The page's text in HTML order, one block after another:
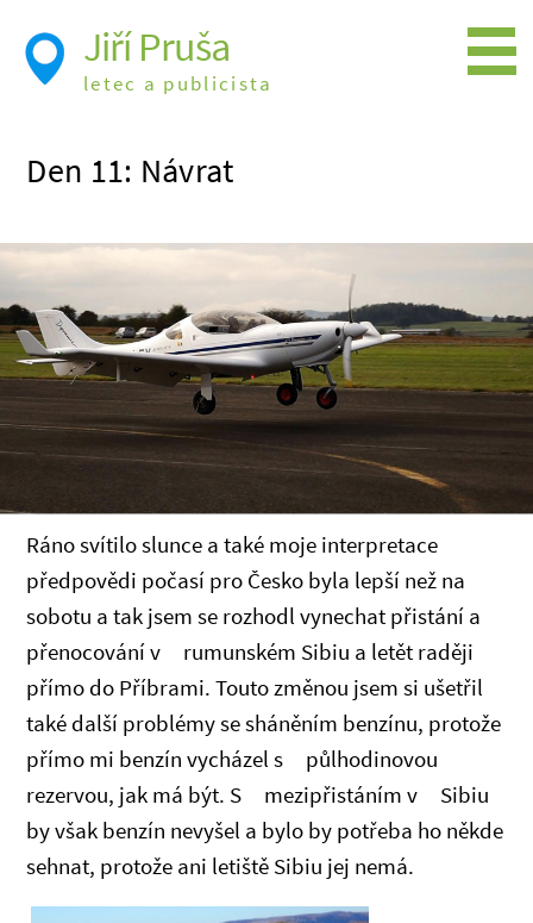
Den 11: Návrat
Ráno svítilo slunce a také moje interpretace
předpovědi počasí pro Česko byla lepší než na
sobotu a tak jsem se rozhodl vynechat přistání a
přenocování v rumunském Sibiu a letět raději
přímo do Příbrami. Touto změnou jsem si ušetřil
také další problémy se sháněním benzínu, protože
přímo mi benzín vycházel s půlhodinovou
rezervou, jak má být. S mezipřistáním v Sibiu
by však benzín nevyšel a bylo by potřeba ho někde
sehnat, protože ani letiště Sibiu jej nemá.
Jiří Pruša
letec a publicista
Expedice
Moje knížky
Přednášky a školení
Trasy cest
Létání a historie